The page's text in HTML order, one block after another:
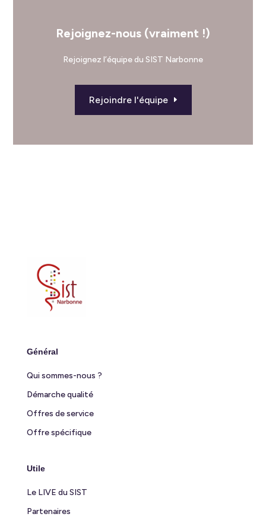
Rejoignez-nous (vraiment !)
Rejoignez l’équipe du SIST Narbonne
Rejoindre l'équipe
Général
Qui sommes-nous ?
Démarche qualité
Offres de service
Offre spécifique
Utile
Le LIVE du SIST
Partenaires